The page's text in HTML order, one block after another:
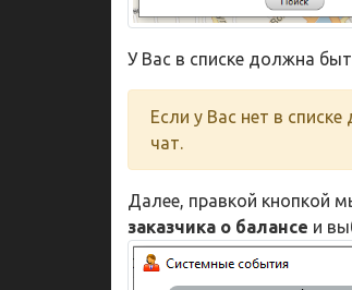
У Вас в списке должна
Если у Вас нет в
чат.
Далее, правкой кнопкой
заказчика о балансе и